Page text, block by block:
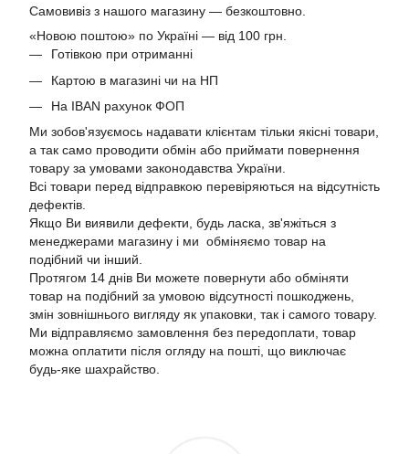
Самовивіз з нашого магазину — безкоштовно.
«Новою поштою» по Україні — від 100 грн.
Готівкою при отриманні
Картою в магазині чи на НП
На IBAN рахунок ФОП
Ми зобов'язуємось надавати клієнтам тільки якісні товари,
а так само проводити обмін або приймати повернення
товару за умовами законодавства України.
Всі товари перед відправкою перевіряються на відсутність
дефектів.
Якщо Ви виявили дефекти, будь ласка, зв'яжіться з
менеджерами магазину і ми обміняємо товар на
подібний чи інший.
Протягом 14 днів Ви можете повернути або обміняти
товар на подібний за умовою відсутності пошкоджень,
змін зовнішнього вигляду як упаковки, так і самого товару.
Ми відправляємо замовлення без передоплати, товар
можна оплатити після огляду на пошті, що виключає
будь-яке шахрайство.